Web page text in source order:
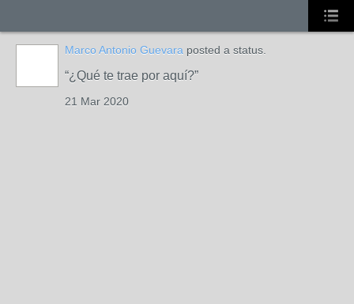
Marco Antonio Guevara posted a status.
¿Qué te trae por aquí?
21 Mar 2020